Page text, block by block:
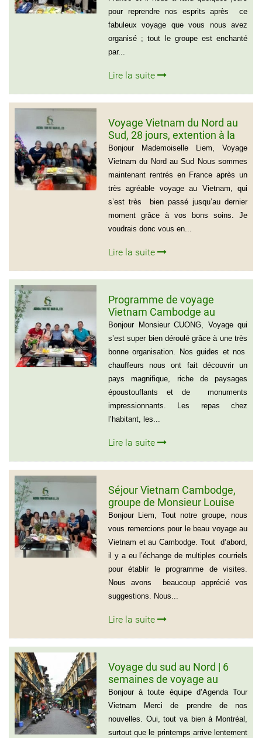
pour reprendre nos esprits après ce
fabuleux voyage que vous nous avez
organisé ; tout le groupe est enchanté
par...
Lire la suite
Voyage Vietnam du Nord au
Sud, 28 jours, extention à la
plage de Muine du groupe de
Mr Thierry Voinier
Bonjour Mademoiselle Liem, Voyage
Vietnam du Nord au Sud Nous sommes
maintenant rentrés en France après un
très agréable voyage au Vietnam, qui
s’est très bien passé jusqu’au dernier
moment grâce à vos bons soins. Je
voudrais donc vous en...
Lire la suite
Programme de voyage
Vietnam Cambodge au
groupe de Madame CATHY et
les amis
Bonjour Monsieur CUONG, Voyage qui
s’est super bien déroulé grâce à une très
bonne organisation. Nos guides et nos
chauffeurs nous ont fait découvrir un
pays magnifique, riche de paysages
époustouflants et de monuments
impressionnants. Les repas chez
l’habitant, les...
Lire la suite
Séjour Vietnam Cambodge,
groupe de Monsieur Louise
De Seve, 3 semaines
Bonjour Liem, Tout notre groupe, nous
vous remercions pour le beau voyage au
Vietnam et au Cambodge. Tout d’abord,
il y a eu l’échange de multiples courriels
pour établir le programme de visites.
Nous avons beaucoup apprécié vos
suggestions. Nous...
Lire la suite
Voyage du sud au Nord | 6
semaines de voyage au
Vietnam – Madame
Marguerite Côté et Monsieur
Gérald Lafleur – 001 514-355-
9066
Bonjour à toute équipe d’Agenda Tour
Vietnam Merci de prendre de nos
nouvelles. Oui, tout va bien à Montréal,
surtout que le printemps arrive lentement